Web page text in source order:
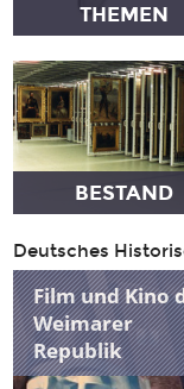
THEMEN
BESTAND
Deutsches
Film und Kino
Weimarer
Republik